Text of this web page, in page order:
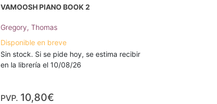
VAMOOSH PIANO BOOK 2
Gregory, Thomas
Disponible en breve
Sin stock. Si se pide hoy, se estima recibir
en la librería el 10/08/26
PVP. 10,80€